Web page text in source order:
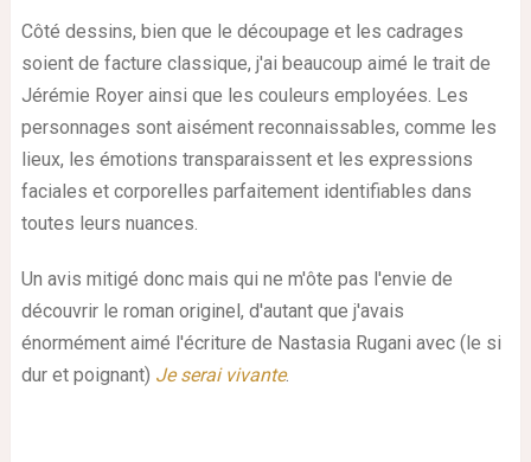
Côté dessins, bien que le découpage et les cadrages
soient de facture classique, j'ai beaucoup aimé le trait de
Jérémie Royer ainsi que les couleurs employées. Les
personnages sont aisément reconnaissables, comme les
lieux, les émotions transparaissent et les expressions
faciales et corporelles parfaitement identifiables dans
toutes leurs nuances.
Un avis mitigé donc mais qui ne m'ôte pas l'envie de
découvrir le roman originel, d'autant que j'avais
énormément aimé l'écriture de Nastasia Rugani avec (le si
dur et poignant) Je serai vivante.